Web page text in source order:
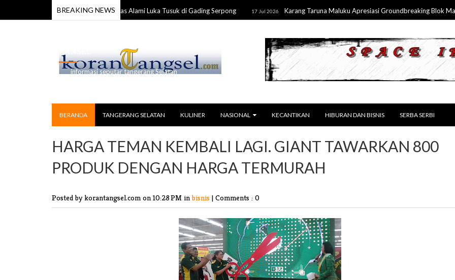
BREAKING NEWS
Anggota TNI Ditemukan Tewas Alami Luka Tusuk di Gading Serpong 17 Jul 2026 Karang Taruna Maluku Apresiasi Groundbreaking Blok Masela,
informasi seputar tangerang Selatan
BERANDA TANGERANG SELATAN KULINER NASIONAL KECANTIKAN HIBURAN DAN BISNIS SERBA SERBI
HARGA TEMAN KEMBALI LAGI. GIANT TAWARKAN 800
PRODUK DENGAN HARGA TERMURAH
Posted by korantangsel.com on 10:28 PM inbisnis | Comments : 0